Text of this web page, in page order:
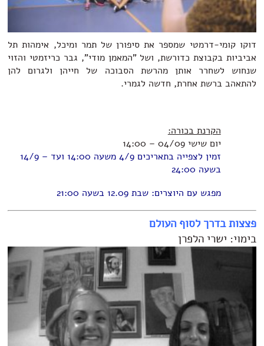
דוקו קומי-דרמטי שמספר את סיפורן של תמר ומיכל, אימהות תל
אביביות בקבוצת כדורשת, ושל "המאמן מודי", גבר כריזמטי והזוי
שנחוש לשחרר אותן מהרשת הסבוכה של חייהן ולגרום להן
להתאהב ברשת אחרת, חדשה לגמרי.
הקרנת בכורה:
יום שישי 04/09 – 14:00
זמין לצפייה בתאריכים 4/9 משעה 14:00 ועד – 14/9
בשעה 24:00
מפגש עם היוצרים: שבת 12.09 בשעה 21:00
פצצות בדרך לסוף העולם
בימוי: ישרי הלפרן